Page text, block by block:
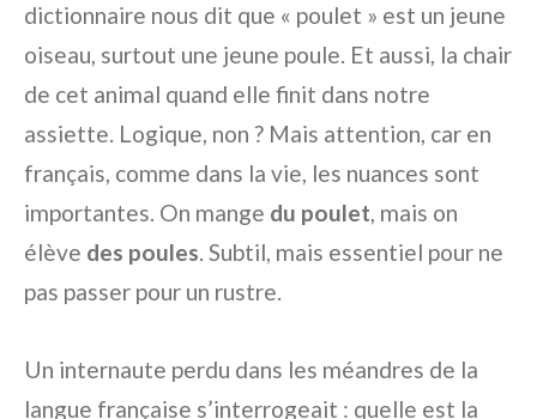
dictionnaire nous dit que « poulet » est un jeune
oiseau, surtout une jeune poule. Et aussi, la chair
de cet animal quand elle finit dans notre
assiette. Logique, non ? Mais attention, car en
français, comme dans la vie, les nuances sont
importantes. On mange du poulet, mais on
élève des poules. Subtil, mais essentiel pour ne
pas passer pour un rustre.
Un internaute perdu dans les méandres de la
langue française s’interrogeait : quelle est la